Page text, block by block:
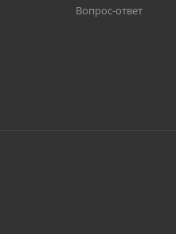
Вопрос-ответ